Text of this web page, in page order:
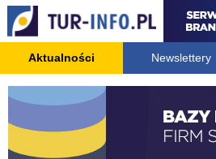
Aktualności Newslettery